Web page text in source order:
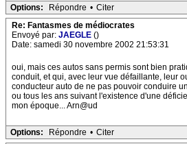
Options: Répondre • Citer
Re: Fantasmes de médiocrates
Envoyé par: JAEGLE ()
Date: samedi 30 novembre 2002 21:53:31
oui, mais ces autos sans permis sont bien
conduit, et qui, avec leur vue défaillante, leur
conducteur auto de ne pas pouvoir conduire
ou tous les ans suivant l'existence d'une
mon époque... Arn@ud
Options: Répondre • Citer